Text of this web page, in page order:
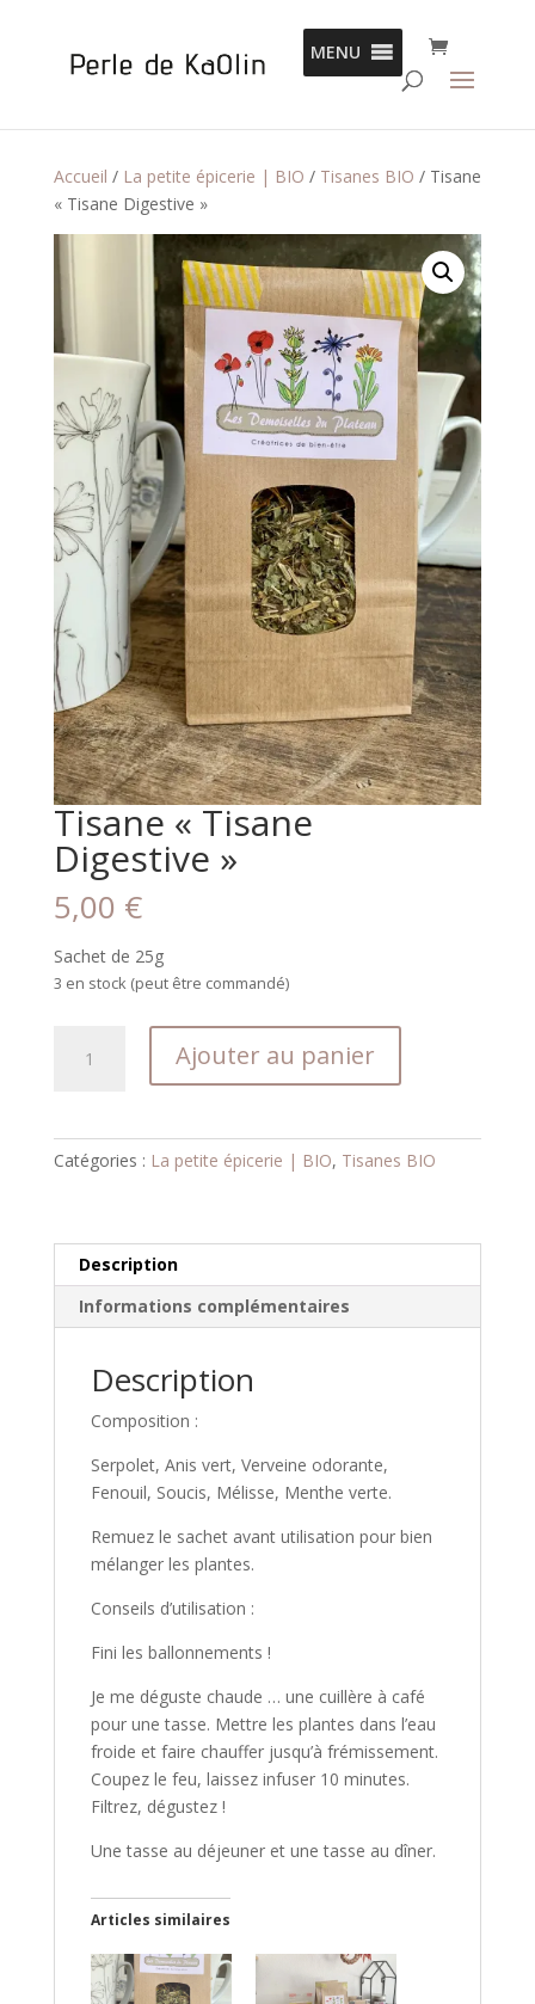
MENU
Accueil / La petite épicerie | BIO / Tisanes BIO / Tisane
« Tisane Digestive »
Tisane « Tisane
Digestive »
5,00 €
Sachet de 25g
3 en stock (peut être commandé)
Digestive"
Ajouter au panier
Catégories : La petite épicerie | BIO, Tisanes BIO
Description
Informations complémentaires
Description
Composition :
Serpolet, Anis vert, Verveine odorante,
Fenouil, Soucis, Mélisse, Menthe verte.
Remuez le sachet avant utilisation pour bien
mélanger les plantes.
Conseils d’utilisation :
Fini les ballonnements !
Je me déguste chaude … une cuillère à café
pour une tasse. Mettre les plantes dans l’eau
froide et faire chauffer jusqu’à frémissement.
Coupez le feu, laissez infuser 10 minutes.
Filtrez, dégustez !
Une tasse au déjeuner et une tasse au dîner.
Articles similaires